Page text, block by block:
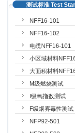
测试标准 Test
NFF16-101
NFF16-102
电缆NFF16-101
小区域材料
大面积材料
M级燃烧测试
I级氧指数测试
F级烟雾毒性测试
NFP92-501